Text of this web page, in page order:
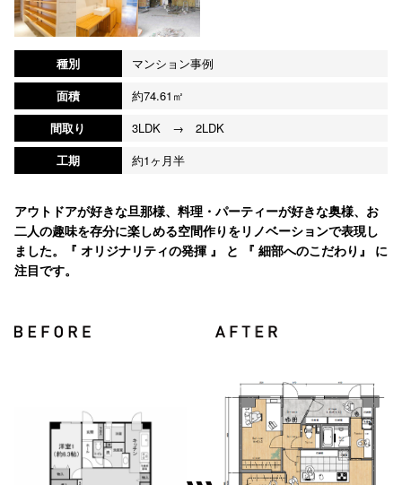
種別
マンション事例
面積
約74.61㎡
間取り
3LDK → 2LDK
工期
約1ヶ月半
アウトドアが好きな旦那様、料理・パーティーが好きな奥様、お
二人の趣味を存分に楽しめる空間作りをリノベーションで表現し
ました。『 オリジナリティの発揮 』 と 『 細部へのこだわり』 に
注目です。